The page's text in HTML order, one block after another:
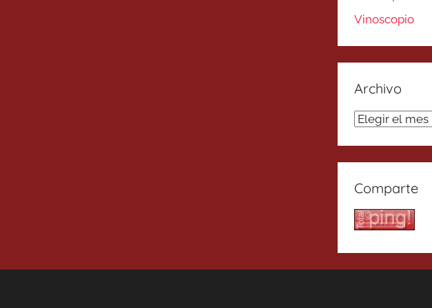
Vinoscopio
Archivo
Archivo
Comparte